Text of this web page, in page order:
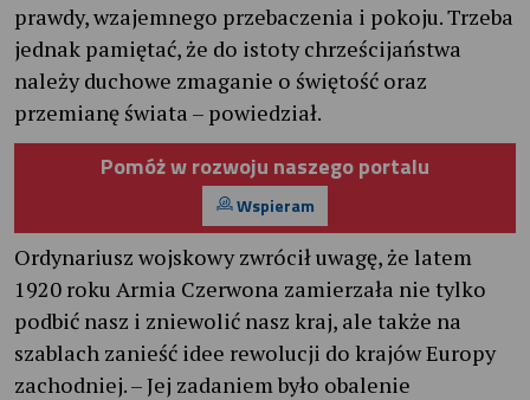
prawdy, wzajemnego przebaczenia i pokoju. Trzeba
jednak pamiętać, że do istoty chrześcijaństwa
należy duchowe zmaganie o świętość oraz
przemianę świata – powiedział.
Pomóż w rozwoju naszego portalu
Wspieram
Ordynariusz wojskowy zwrócił uwagę, że latem
1920 roku Armia Czerwona zamierzała nie tylko
podbić nasz i zniewolić nasz kraj, ale także na
szablach zanieść idee rewolucji do krajów Europy
zachodniej. – Jej zadaniem było obalenie